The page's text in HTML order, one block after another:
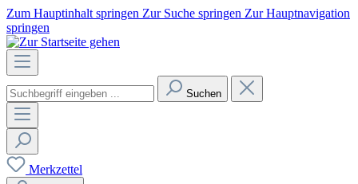
Zum Hauptinhalt springen Zur Suche springen Zur Hauptnavigation
springen
Suchen
Merkzettel